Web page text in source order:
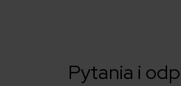
Pytania i